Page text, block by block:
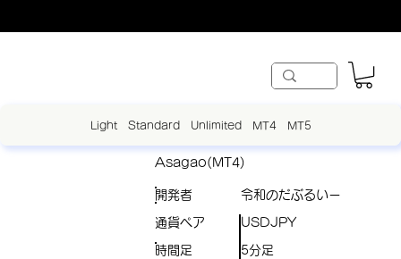
Light Standard Unlimited MT4 MT5
Asagao(MT4)
開発者 令和のだぶるいー
USDJPY
通貨ペア
時間足 5分足